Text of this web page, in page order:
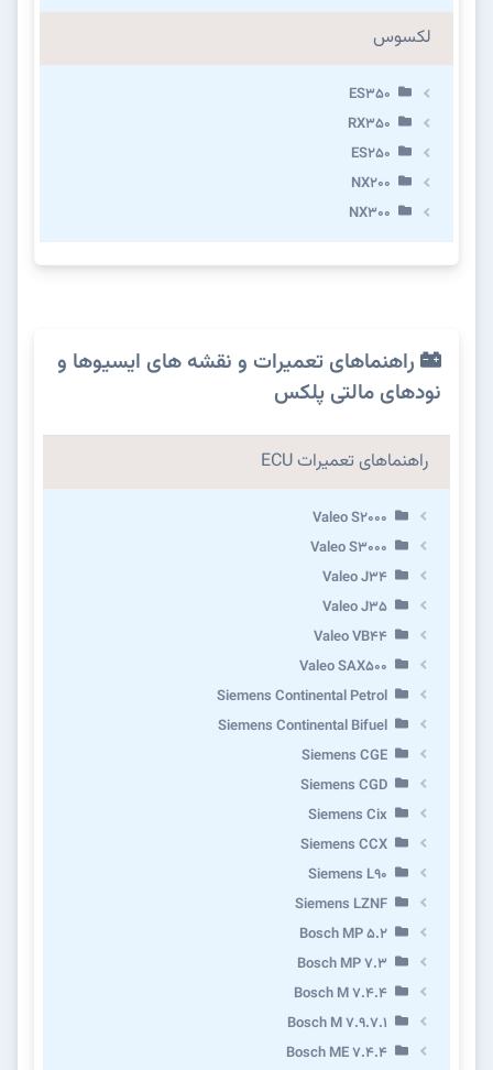
لکسوس
ES350
RX350
ES250
NX200
NX300
راهنماهای تعمیرات و نقشه های ایسیوها و
نودهای مالتی پلکس
راهنماهای تعمیرات ECU
Valeo S2000
Valeo S3000
Valeo J34
Valeo J35
Valeo VB44
Valeo SAX500
Siemens Continental Petrol
Siemens Continental Bifuel
Siemens CGE
Siemens CGD
Siemens Cix
Siemens CCX
Siemens L90
Siemens LZNF
Bosch MP 5.2
Bosch MP 7.3
Bosch M 7.4.4
Bosch M 7.9.7.1
Bosch ME 7.4.4